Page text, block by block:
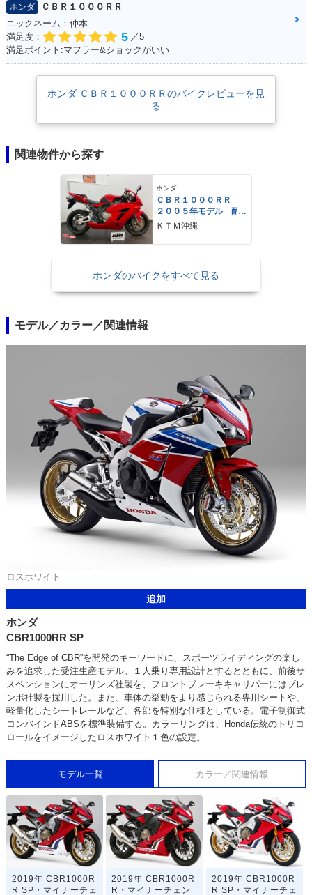
ホンダ
ＣＢＲ１０００ＲＲ
ニックネーム：仲本
満足度：
5 ／5
満足ポイント:マフラー&ショックがいい
ホンダ ＣＢＲ１０００ＲＲのバイクレビューを見
る
関連物件から探す
ホンダ
ＣＢＲ１０００ＲＲ
２００５年モデル 耐
久カウル仕様
ＫＴＭ沖縄
ホンダのバイクをすべて見る
モデル／カラー／関連情報
ロスホワイト
追加
ホンダ
CBR1000RR SP
“The Edge of CBR”を開発のキーワードに、スポーツライディングの楽し
みを追求した受注生産モデル。１人乗り専用設計とするとともに、前後サ
スペンションにオーリンズ社製を、フロントブレーキキャリパーにはブレ
ンボ社製を採用した。また、車体の挙動をより感じられる専用シートや、
軽量化したシートレールなど、各部を特別な仕様としている。電子制御式
コンバインドABSを標準装備する。カラーリングは、Honda伝統のトリコ
ロールをイメージしたロスホワイト１色の設定。
モデル一覧 カラー／関連情報
2019年 CBR1000R
R SP・マイナーチェ
2019年 CBR1000R
R・マイナーチェン
2019年 CBR1000R
R SP・マイナーチェ